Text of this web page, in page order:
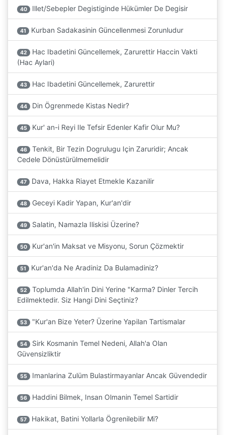
40 Illet/Sebepler Degistiginde Hükümler De Degisir
41 Kurban Sadakasinin Güncellenmesi Zorunludur
42
Hac Ibadetini Güncellemek, Zarurettir Haccin Vakti
(Hac Aylari)
43 Hac Ibadetini Güncellemek, Zarurettir
44 Din Ögrenmede Kistas Nedir?
45 Kur' an-i Reyi Ile Tefsir Edenler Kafir Olur Mu?
46
Tenkit, Bir Tezin Dogrulugu Için Zaruridir; Ancak
Cedele Dönüstürülmemelidir
47 Dava, Hakka Riayet Etmekle Kazanilir
48 Geceyi Kadir Yapan, Kur'an'dir
49 Salatin, Namazla Iliskisi Üzerine?
50 Kur'an'in Maksat ve Misyonu, Sorun Çözmektir
51 Kur'an'da Ne Aradiniz Da Bulamadiniz?
52
Toplumda Allah'in Dini Yerine "Karma? Dinler Tercih
Edilmektedir. Siz Hangi Dini Seçtiniz?
53 "Kur'an Bize Yeter? Üzerine Yapilan Tartismalar
54
Sirk Kosmanin Temel Nedeni, Allah'a Olan
Güvensizliktir
55 Imanlarina Zulüm Bulastirmayanlar Ancak Güvendedir
56 Haddini Bilmek, Insan Olmanin Temel Sartidir
57 Hakikat, Batini Yollarla Ögrenilebilir Mi?